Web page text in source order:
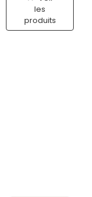
les
produits